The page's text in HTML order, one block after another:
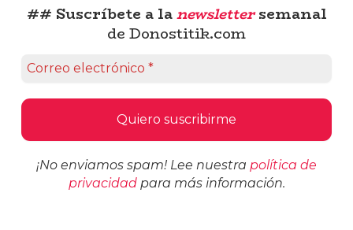
## Suscríbete a lanewslettersemanal
de Donostitik.com
¡No enviamos spam! Lee nuestra política de
privacidadpara más información.